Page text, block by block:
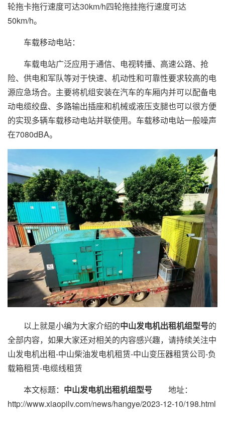
轮拖卡拖行速度可达30km/h四轮拖挂拖行速度可达
50km/h。
车载移动电站：
车载电站广泛应用于通信、电视转播、高速公路、抢
险、供电和军队等对于快速、机动性和可靠性要求较高的电
源应急场合。主要将机组安装在汽车的车厢内并可以配备电
动电缆绞盘、多路输出插座和机械或液压支腿也可以很方便
的实现多辆车载移动电站并联使用。车载移动电站一般噪声
在7080dBA。
以上就是小编为大家介绍的中山发电机出租机组型号的
全部内容，如果大家还对相关的内容感兴趣，请持续关注中
山发电机出租-中山柴油发电机租赁-中山变压器租赁公司-负
载箱租赁-电缆线租赁
本文标题： 中山发电机出租机组型号 地址：
http://www.xiaopilv.com/news/hangye/2023-12-10/198.html